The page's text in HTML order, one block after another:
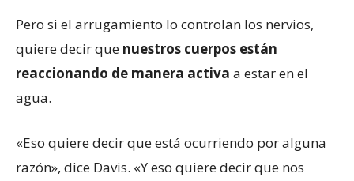
Pero si el arrugamiento lo controlan los nervios,
quiere decir que nuestros cuerpos están
reaccionando de manera activa a estar en el
agua.
«Eso quiere decir que está ocurriendo por alguna
razón», dice Davis. «Y eso quiere decir que nos